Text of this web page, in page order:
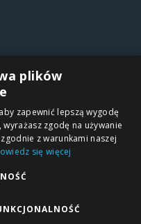
Copyright © 2012-2026
Sklep internetowy
iPICASSO.PL
Malowanie po
numerach – zbliż
się do świata sztuki!
plików
zapewnić lepszą wygodę
zgodę na używanie
z warunkami naszej
się więcej